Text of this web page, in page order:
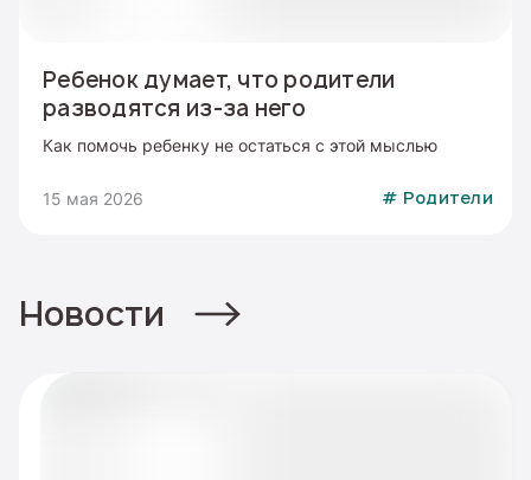
Ребенок думает, что родители
разводятся из-за него
Как помочь ребенку не остаться с этой мыслью
15 мая 2026 # Родители
Новости